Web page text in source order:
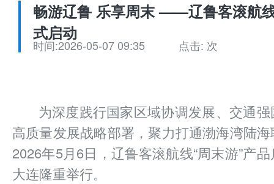
畅游辽鲁 乐享周末 ——辽鲁客滚航
式启动
时间:2026-05-07 09:35 点击: 次
为深度践行国家区域协调发展、交通
高质量发展战略部署，聚力打通渤海湾陆
2026年5月6日，辽鲁客滚航线“周末游”产
大连隆重举行。